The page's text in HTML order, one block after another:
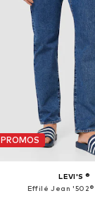
PROMOS
LEVI'S ®
Effilé Jean